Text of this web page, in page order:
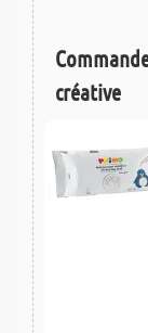
créative